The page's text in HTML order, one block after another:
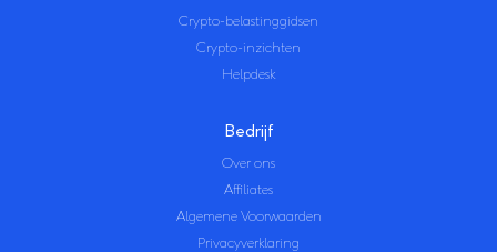
Crypto-belastinggidsen
Crypto-inzichten
Helpdesk
Bedrijf
Over ons
Affiliates
Algemene Voorwaarden
Privacyverklaring